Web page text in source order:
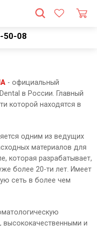
50-08
- официальный
в России. Главный
которой находятся в
одним из ведущих
материалов для
которая разрабатывает,
более 20-ти лет. Имеет
сеть в более чем
и